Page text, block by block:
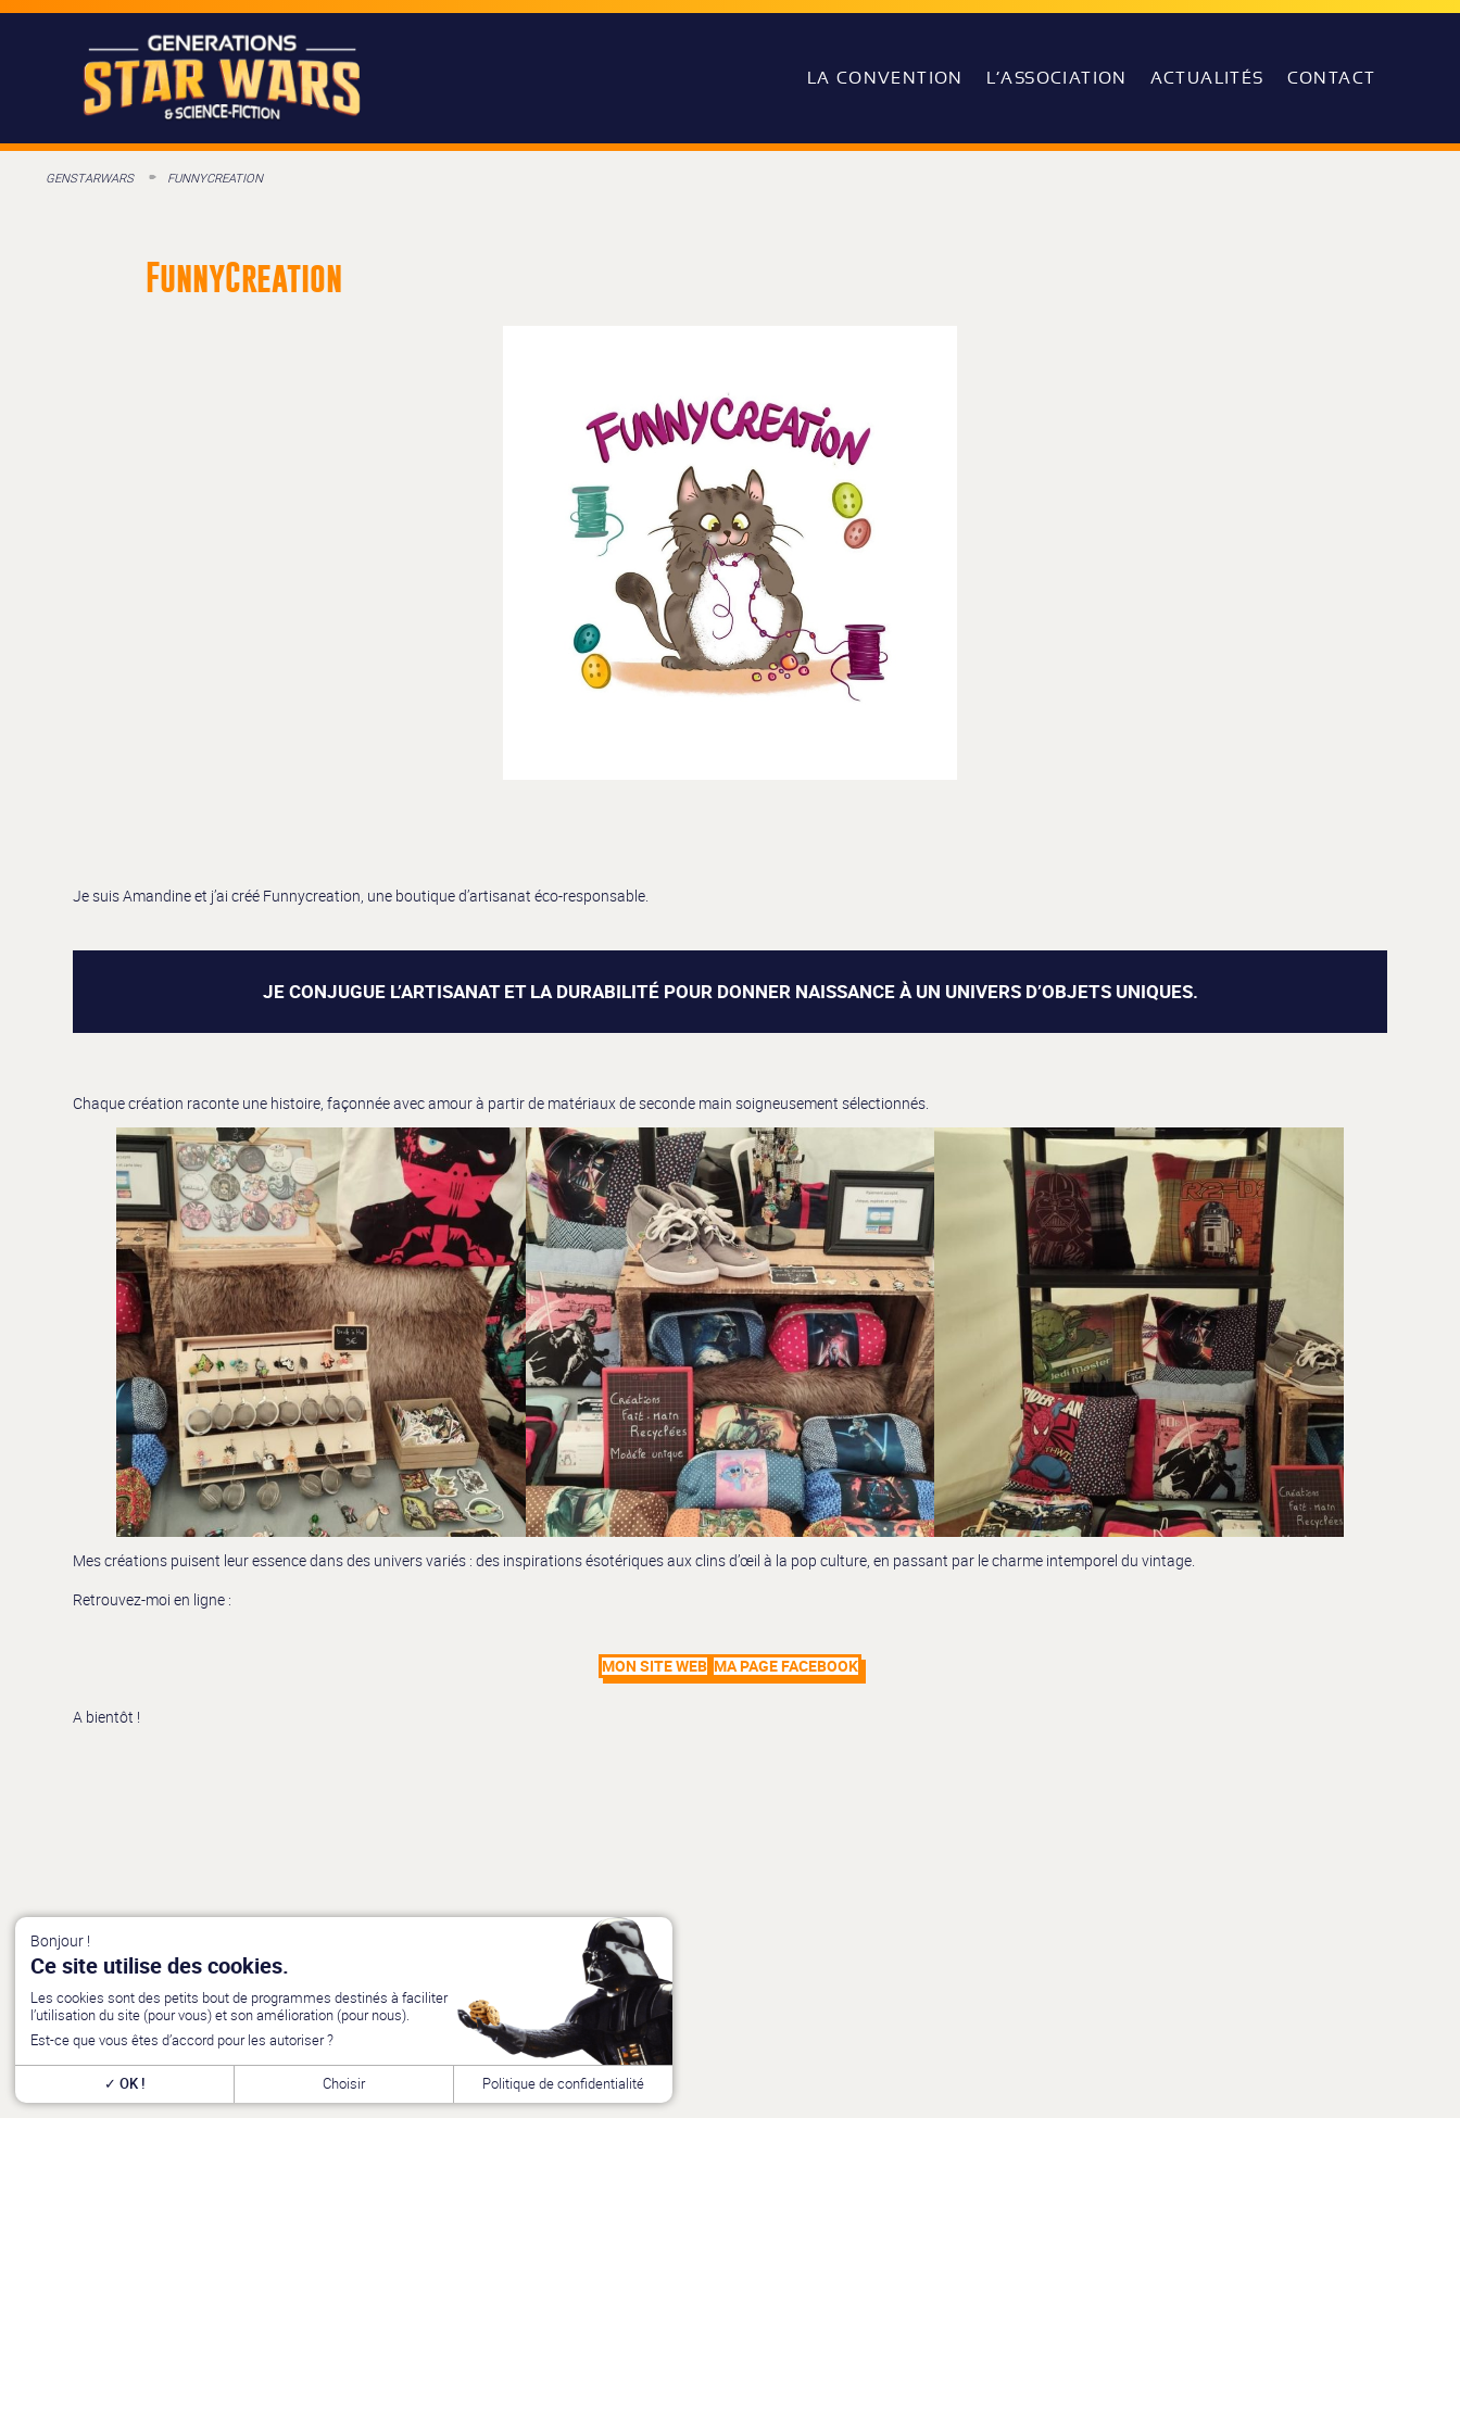
LA CONVENTION L’ASSOCIATION ACTUALITÉS CONTACT
GENSTARWARS FUNNYCREATION
FunnyCreation
Je suis Amandine et j’ai créé Funnycreation, une boutique d’artisanat éco-responsable.
JE CONJUGUE L’ARTISANAT ET LA DURABILITÉ POUR DONNER NAISSANCE À UN UNIVERS D’OBJETS UNIQUES.
Chaque création raconte une histoire, façonnée avec amour à partir de matériaux de seconde main soigneusement sélectionnés.
Mes créations puisent leur essence dans des univers variés : des inspirations ésotériques aux clins d’œil à la pop culture, en passant par le charme intemporel du vintage.
Retrouvez-moi en ligne :
MON SITE WEB MA PAGE FACEBOOK
A bientôt !
Bonjour !
Ce site utilise des cookies.
Les cookies sont des petits bout de programmes destinés à faciliter
l’utilisation du site (pour vous) et son amélioration (pour nous).
Est-ce que vous êtes d’accord pour les autoriser ?
OK ! Choisir Politique de confidentialité